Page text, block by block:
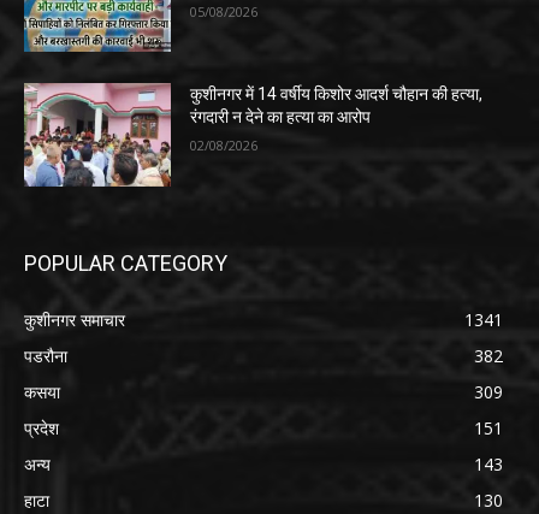
05/08/2026
कुशीनगर में 14 वर्षीय किशोर आदर्श चौहान की हत्या,
रंगदारी न देने का हत्या का आरोप
02/08/2026
POPULAR CATEGORY
कुशीनगर समाचार
1341
पडरौना
382
कसया
309
प्रदेश
151
अन्य
143
हाटा
130